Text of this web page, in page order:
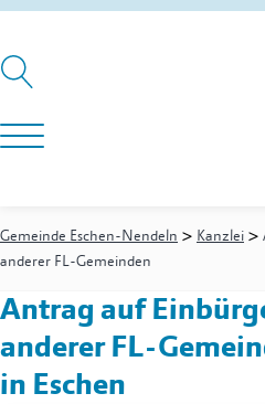
Gemeinde Eschen-Nendeln > Kanzlei >
anderer FL-Gemeinden
Antrag auf
anderer FL-
in Eschen